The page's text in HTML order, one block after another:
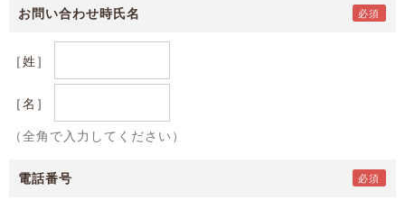
お問い合わせ時氏名
［姓］
［名］
（全角で入力してください）
電話番号